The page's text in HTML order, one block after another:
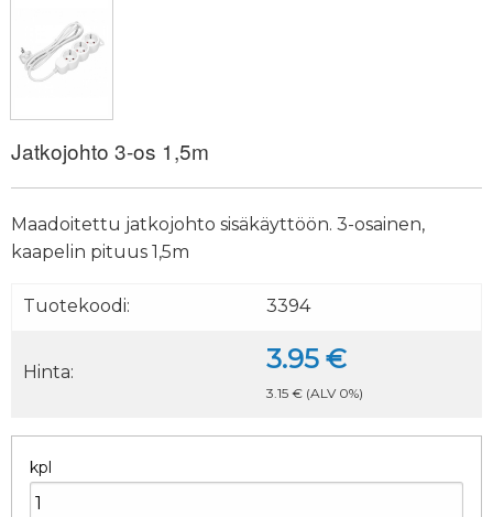
Jatkojohto 3-os 1,5m
Maadoitettu jatkojohto sisäkäyttöön. 3-osainen,
kaapelin pituus 1,5m
Tuotekoodi: 3394
Hinta: 3.95 €
3.15 € (ALV 0%)
kpl